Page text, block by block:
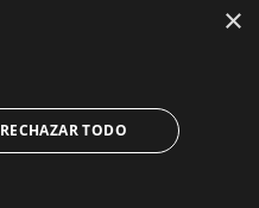
×
RECHAZAR TODO